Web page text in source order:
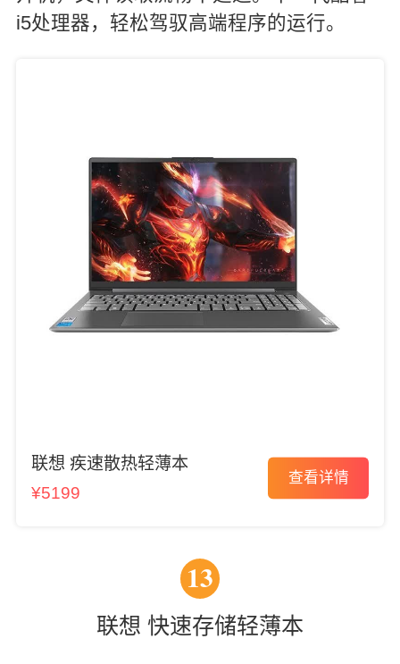
i5处理器，轻松驾驭高端程序的运行。
联想 疾速散热轻薄本
¥5199
查看详情
13
联想 快速存储轻薄本